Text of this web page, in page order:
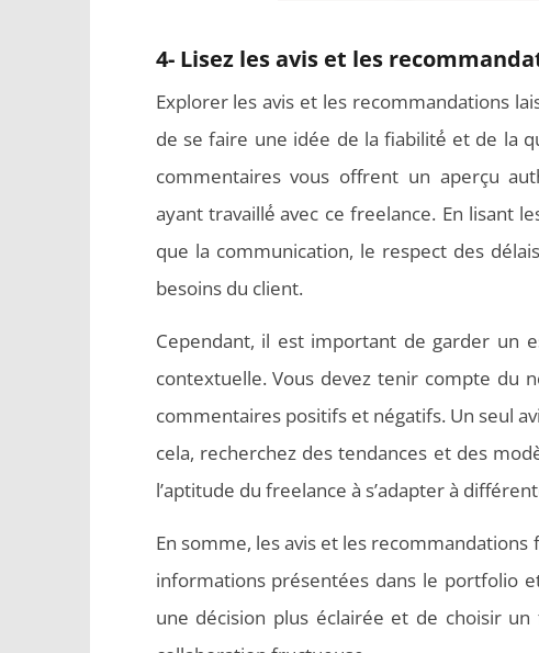
4- Lisez les avis et les
Explorer les avis et les recommandations
de se faire une idée de la fiabilité́ et de la
commentaires vous offrent un aperçu
ayant travaillé́ avec ce freelance. En lisant
que la communication, le respect des
besoins du client.
Cependant, il est important de garder un
contextuelle. Vous devez tenir compte du
commentaires positifs et négatifs. Un seul
cela, recherchez des tendances et des
l’aptitude du freelance à s’adapter à
En somme, les avis et les
informations présentées dans le portfolio
une décision plus éclairée et de choisir